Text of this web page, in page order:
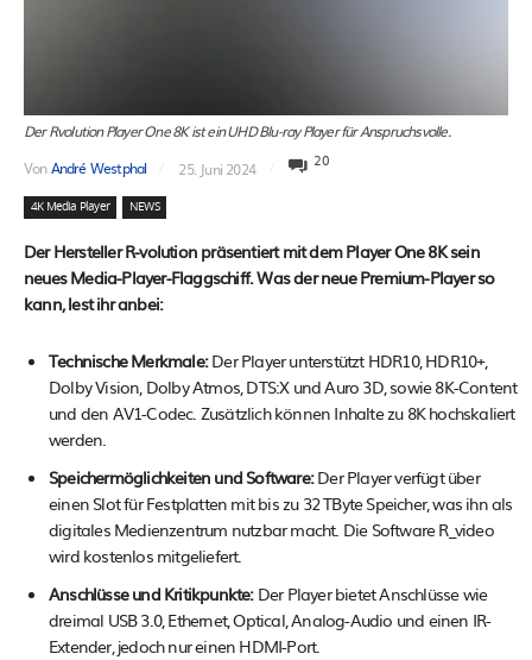
Der Rvolution Player One 8K ist ein UHD Blu-ray Player für Anspruchsvolle.
VonAndré Westphal 25. Juni 2024 20
4K Media Player NEWS
Der Hersteller R-volution präsentiert mit dem Player One 8K sein
neues Media-Player-Flaggschiff. Was der neue Premium-Player so
kann, lest ihr anbei:
Technische Merkmale:Der Player unterstützt HDR10, HDR10+,
Dolby Vision, Dolby Atmos, DTS:X und Auro 3D, sowie 8K-Content
und den AV1-Codec. Zusätzlich können Inhalte zu 8K hochskaliert
werden.
Speichermöglichkeiten und Software:Der Player verfügt über
einen Slot für Festplatten mit bis zu 32 TByte Speicher, was ihn als
digitales Medienzentrum nutzbar macht. Die Software R_video
wird kostenlos mitgeliefert.
Anschlüsse und Kritikpunkte:Der Player bietet Anschlüsse wie
dreimal USB 3.0, Ethernet, Optical, Analog-Audio und einen IR-
Extender, jedoch nur einen HDMI-Port.